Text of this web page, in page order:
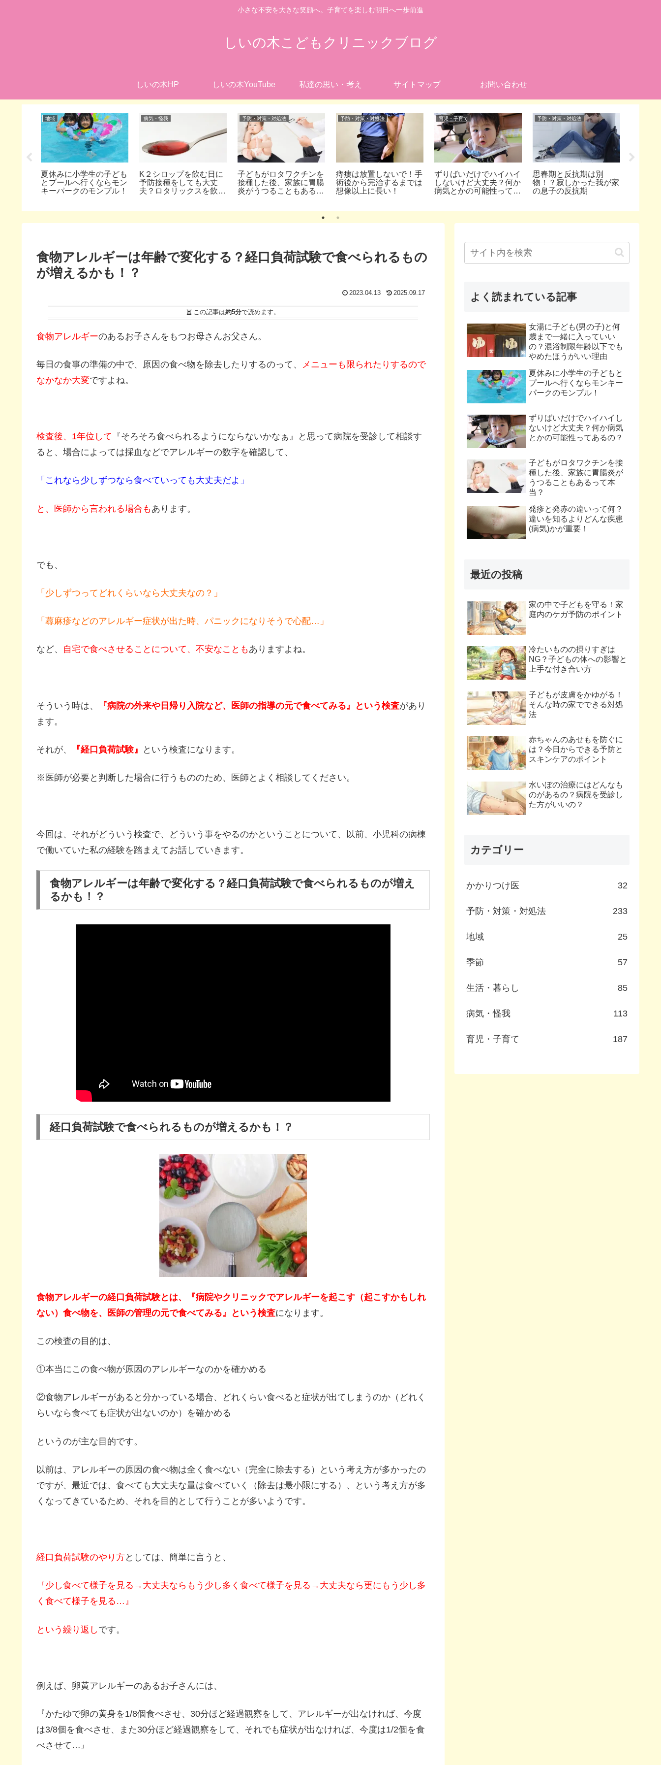
小さな不安を大きな笑顔へ。子育てを楽しむ明日へ一歩前進
しいの木こどもクリニックブログ
しいの木HP しいの木YouTube 私達の思い・考え サイトマップ お問い合わせ
地域
夏休みに小学生の子ども
とプールへ行くならモン
キーパークのモンプル！
病気・怪我
K２シロップを飲む日に
予防接種をしても大丈
夫？ロタリックスを飲ん
予防・対策・対処法
子どもがロタワクチンを
接種した後、家族に胃腸
炎がうつることもあるっ
予防・対策・対処法
痔瘻は放置しないで！手
術後から完治するまでは
想像以上に長い！
育児・子育て
ずりばいだけでハイハイ
しないけど大丈夫？何か
病気とかの可能性ってあ
予防・対策・対処法
思春期と反抗期は別
物！？寂しかった我が家
の息子の反抗期
食物アレルギーは年齢で変化する？経口負荷試験で食べられるもの
が増えるかも！？
2023.04.13 2025.09.17
この記事は約5分で読めます。
食物アレルギーのあるお子さんをもつお母さんお父さん。
毎日の食事の準備の中で、原因の食べ物を除去したりするのって、
メニューも限られたりするので
なかなか大変ですよね。
検査後、1年位して 『そろそろ食べられるようにならないかなぁ』と思って病院を受診して相談す
ると、場合によっては採血などでアレルギーの数字を確認して、
「これなら少しずつなら食べていっても大丈夫だよ」
と、医師から言われる場合もあります。
でも、
「少しずつってどれくらいなら大丈夫なの？」
「蕁麻疹などのアレルギー症状が出た時、パニックになりそうで心配…」
など、 自宅で食べさせることについて、不安なこともありますよね。
そういう時は、 『病院の外来や日帰り入院など、医師の指導の元で食べてみる』という検査があり
ます。
それが、 『経口負荷試験』 という検査になります。
※医師が必要と判断した場合に行うもののため、医師とよく相談してください。
今回は、それがどういう検査で、どういう事をやるのかということについて、以前、小児科の病棟
で働いていた私の経験を踏まえてお話していきます。
食物アレルギーは年齢で変化する？経口負荷試験で食べられるものが増え
るかも！？
経口負荷試験で食べられるものが増えるかも！？
食物アレルギーの経口負荷試験とは、『病院やクリニックでアレルギーを起こす（起こすかもしれ
ない）食べ物を、医師の管理の元で食べてみる』という検査になります。
この検査の目的は、
①本当にこの食べ物が原因のアレルギーなのかを確かめる
②食物アレルギーがあると分かっている場合、どれくらい食べると症状が出てしまうのか（どれく
らいなら食べても症状が出ないのか）を確かめる
というのが主な目的です。
以前は、アレルギーの原因の食べ物は全く食べない（完全に除去する）という考え方が多かったの
ですが、最近では、食べても大丈夫な量は食べていく（除去は最小限にする）、という考え方が多
くなってきているため、それを目的として行うことが多いようです。
経口負荷試験のやり方としては、簡単に言うと、
『少し食べて様子を見る→大丈夫ならもう少し多く食べて様子を見る→大丈夫なら更にもう少し多
く食べて様子を見る…』
という繰り返し です。
例えば、卵黄アレルギーのあるお子さんには、
『かたゆで卵の黄身を1/8個食べさせ、30分ほど経過観察をして、アレルギーが出なければ、今度
は3/8個を食べさせ、また30分ほど経過観察をして、それでも症状が出なければ、今度は1/2個を食
べさせて…』
よく読まれている記事
女湯に子ども(男の子)と何
歳まで一緒に入っていい
の？混浴制限年齢以下でも
やめたほうがいい理由
夏休みに小学生の子どもと
プールへ行くならモンキー
パークのモンプル！
ずりばいだけでハイハイし
ないけど大丈夫？何か病気
とかの可能性ってあるの？
子どもがロタワクチンを接
種した後、家族に胃腸炎が
うつることもあるって本
当？
発疹と発赤の違いって何？
違いを知るよりどんな疾患
(病気)かが重要！
最近の投稿
家の中で子どもを守る！家
庭内のケガ予防のポイント
冷たいものの摂りすぎは
NG？子どもの体への影響と
上手な付き合い方
子どもが皮膚をかゆがる！
そんな時の家でできる対処
法
赤ちゃんのあせもを防ぐに
は？今日からできる予防と
スキンケアのポイント
水いぼの治療にはどんなも
のがあるの？病院を受診し
た方がいいの？
カテゴリー
かかりつけ医 32
予防・対策・対処法 233
地域 25
季節 57
生活・暮らし 85
病気・怪我 113
育児・子育て 187